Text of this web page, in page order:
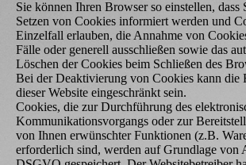
Sie können Ihren Browser so einstellen, dass
Setzen von Cookies informiert werden und
Einzelfall erlauben, die Annahme von
Fälle oder generell ausschließen sowie das
Löschen der Cookies beim Schließen des
Bei der Deaktivierung von Cookies kann die
dieser Website eingeschränkt sein.
Cookies, die zur Durchführung des
Kommunikationsvorgangs oder zur
von Ihnen erwünschter Funktionen (z.B.
erforderlich sind, werden auf Grundlage von